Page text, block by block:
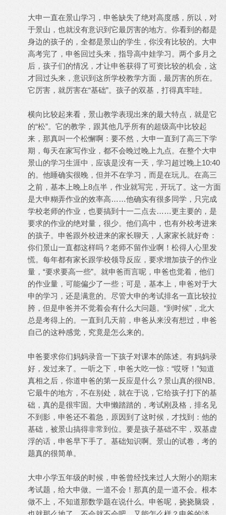
大申一直在景山学习，申爸缺失了绝对高度感，所以，对
于景山，也就没有意识到它最厉害的地方。你看到的都是
身边的孩子的，全都是景山的学生，你没有比较的。大申
高考完了，申爸回过头来，指导高中娃学习。两个多月之
后，孩子们的情况，才让申爸获得了可资比较的机会，这
才回过头来，意识到这所学校教学方面，最厉害的所在。
它厉害，就厉害在“基础”。孩子的双基，打得真牢哇。
横向比较起来看，景山教学表现出来的最大特点，就是它
的“松”。它的教学，跟其他几乎所有的超级高中比较起
来，那真叫一个松懈啊：要不然，大申一直到了高三下学
期，每天在家写作业，都不会晚过晚上九点。在整个大申
景山的学习生涯中，应该是没有一天，学习超过晚上10:40
的。他睡确实很晚，但并不在学习，而是在玩儿。在高三
之前，基本上晚上8点半，作业就写完，开玩了。这一方面
是大申糊弄作业的效率高……他确实有很多同学，只完成
学校老师的作业，也要搞到十一二点去……更主要的，是
要求的作业的绝对量，很少。他们高中，也有外校考进来
的孩子。申爸跟外校进来的家长聊天，人家家长就好奇：
你们景山一直都这样吗？老师不留作业啊！松得人心里发
慌。每年都有家长跟学校领导反应，要求增加孩子的作业
量，“要求要高一些”。就申爸而言呢，申爸也觉着，他们
的作业量，可能偏少了一些；可是，基本上，申爸对于大
申的学习，还是满意的。尽管大申的考试排名一直比较拉
胯，但是申爸并不觉着会有什么大问题。“到时候”，北大
总是考得上的。一直到几天前，申爸从来没有想过，申爸
自己的这种感觉，究竟是怎么来的。
申爸要求你们妈妈录音一下孩子对课本的陈述。有妈妈录
好，发过来了。一听之下，申爸大吃一惊：“哎呀！”知道
真相之后，你道申爸的第一反应是什么？景山真的很NB。
它最牛的地方，不在别处，就在于说，它给孩子打下的基
础，真的是很牢固。大申懒踏踏的，考试刚及格，排名见
不到影，申爸还不着急，原因到了这时候，才找到：他的
基础，被景山搞得非常到位。要是孩子基础不牢，双基虚
浮的话，申爸早下手了。基础知识啊。景山的试卷，考的
题真的很简单。
大申小学五年级的时候，申爸曾经找来过人大附小的期末
考试题，给大申做。一道不会！那真的是一道不会。根本
做不上，不知道那数学题在说什么。申爸呢，挠挠脑袋，